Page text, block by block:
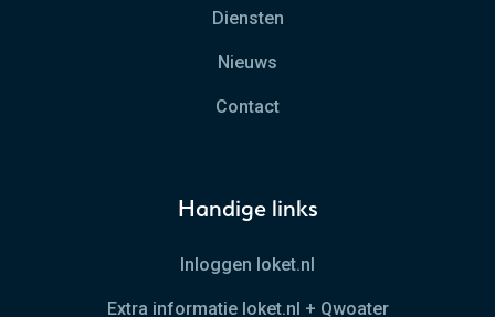
Diensten
Nieuws
Contact
Handige links
Inloggen loket.nl
Extra informatie loket.nl + Qwoater